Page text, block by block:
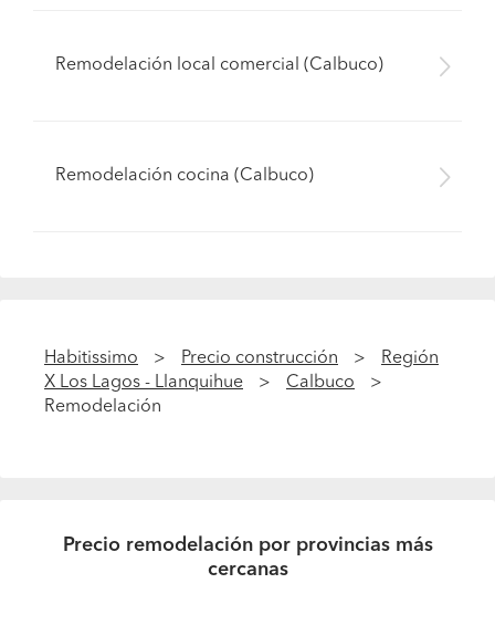
Remodelación local comercial (Calbuco)
Remodelación cocina (Calbuco)
Habitissimo Precio construcción
Región
X Los Lagos - Llanquihue
Calbuco
Remodelación
Precio remodelación por provincias más
cercanas